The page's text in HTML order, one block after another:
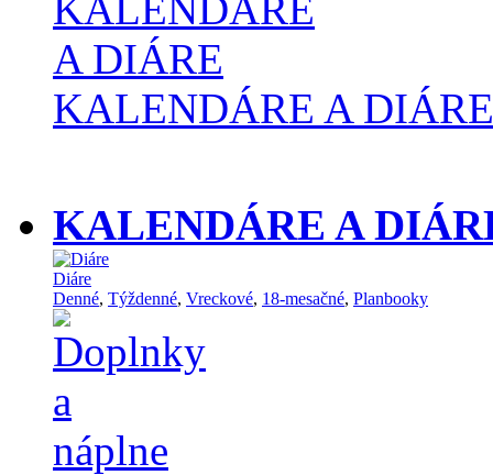
KALENDÁRE A DIÁRE
KALENDÁRE A
Diáre
Denné, Týždenné, Vreckové, 18-mesačné, Planbooky